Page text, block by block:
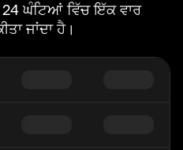
ਘੰਟਿਆਂ ਵਿੱਚ ਇੱਕ ਵਾਰ
ਜਾਂਦਾ ਹੈ।